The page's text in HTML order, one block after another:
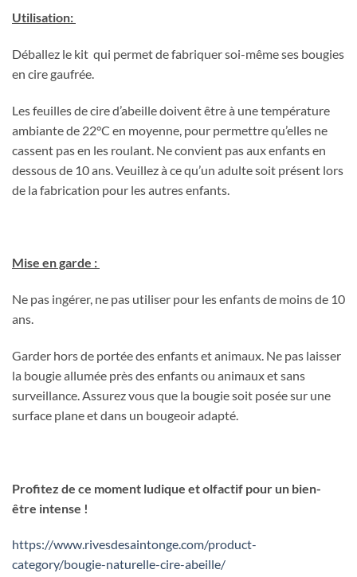
Utilisation:
Déballez le kit qui permet de fabriquer soi-même ses bougies
en cire gaufrée.
Les feuilles de cire d’abeille doivent être à une température
ambiante de 22°C en moyenne, pour permettre qu’elles ne
cassent pas en les roulant. Ne convient pas aux enfants en
dessous de 10 ans. Veuillez à ce qu’un adulte soit présent lors
de la fabrication pour les autres enfants.
Mise en garde :
Ne pas ingérer, ne pas utiliser pour les enfants de moins de 10
ans.
Garder hors de portée des enfants et animaux. Ne pas laisser
la bougie allumée près des enfants ou animaux et sans
surveillance. Assurez vous que la bougie soit posée sur une
surface plane et dans un bougeoir adapté.
Profitez de ce moment ludique et olfactif pour un bien-
être intense !
https://www.rivesdesaintonge.com/product-
category/bougie-naturelle-cire-abeille/